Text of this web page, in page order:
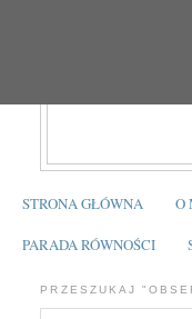
STRONA GŁÓWNA O
PARADA RÓWNOŚCI
PRZESZUKAJ